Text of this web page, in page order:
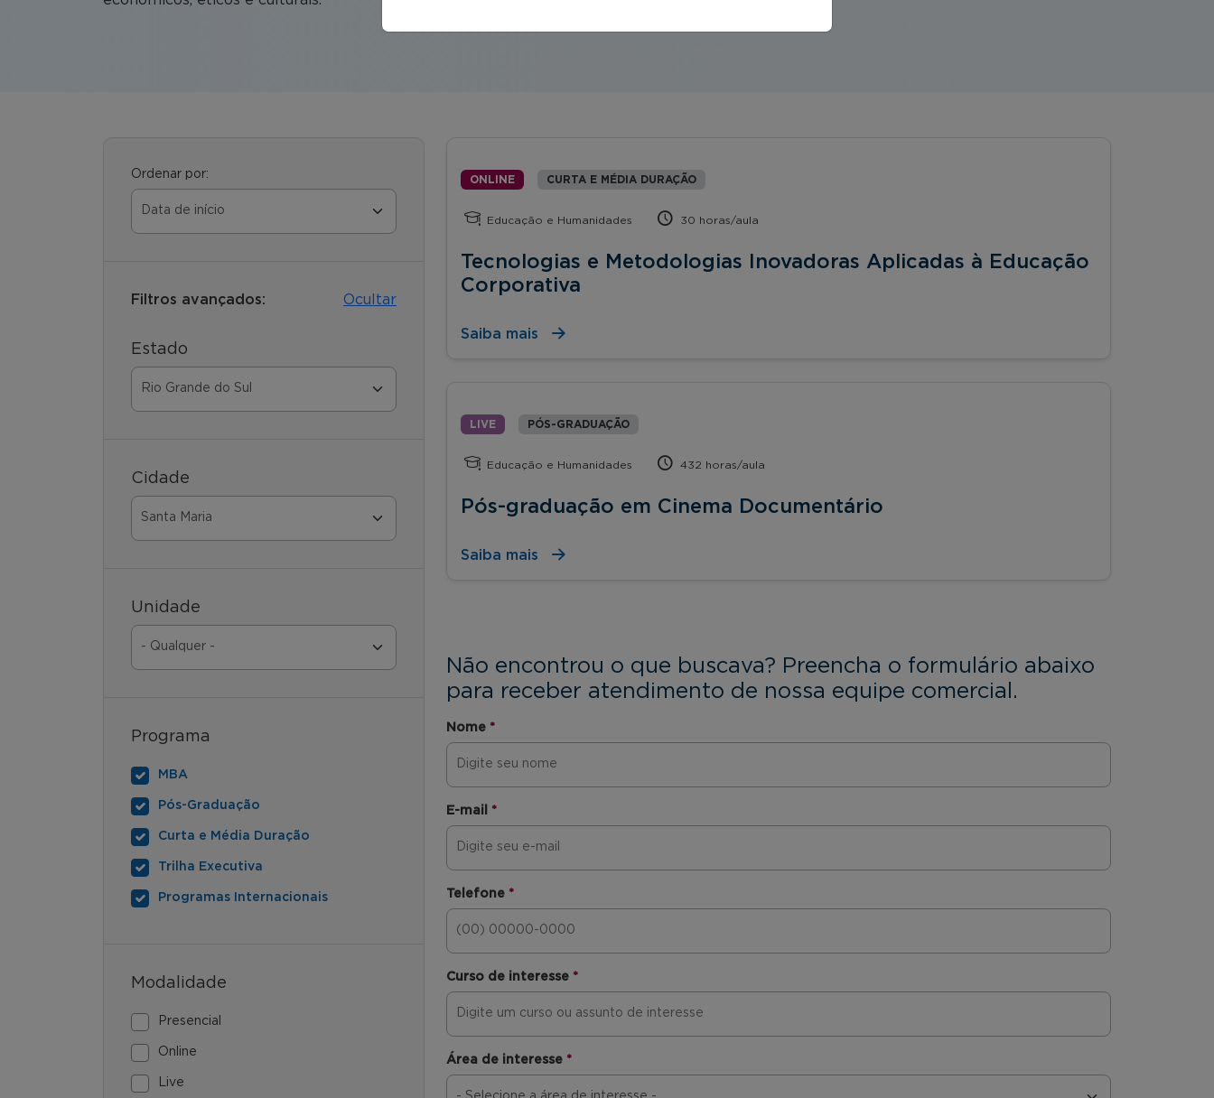
Ordenar por:
Filtros avançados: Ocultar
Estado
Cidade
Unidade
Programa
MBA
Pós-Graduação
Curta e Média Duração
Trilha Executiva
Programas Internacionais
Modalidade
Presencial
Online
Live
ONLINE CURTA E MÉDIA DURAÇÃO
Educação e Humanidades 30 horas/aula
Tecnologias e Metodologias Inovadoras Aplicadas à Educação
Corporativa
Saiba mais
LIVE PÓS-GRADUAÇÃO
Educação e Humanidades 432 horas/aula
Pós-graduação em Cinema Documentário
Saiba mais
Não encontrou o que buscava? Preencha o formulário abaixo
para receber atendimento de nossa equipe comercial.
Nome *
E-mail *
Telefone *
Curso de interesse *
Área de interesse *